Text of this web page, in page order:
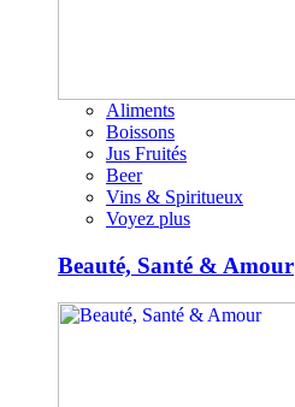
Aliments
Boissons
Jus Fruités
Beer
Vins & Spiritueux
Voyez plus
Beauté, Santé & Amour